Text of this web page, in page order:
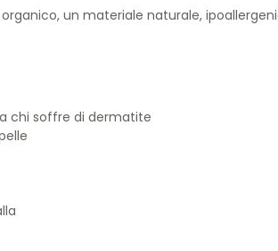
un materiale naturale,
chi soffre di dermatite